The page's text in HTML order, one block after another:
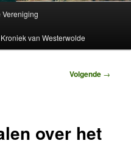
Vereniging
Kroniek van Westerwolde
Volgende →
over het